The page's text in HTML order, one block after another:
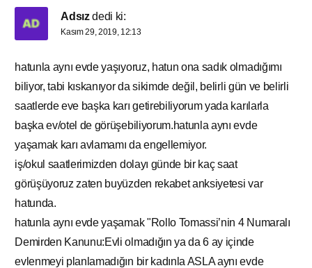
Adsız dedi ki:
Kasım 29, 2019, 12:13
hatunla aynı evde yaşıyoruz, hatun ona sadık olmadığımı
biliyor, tabi kıskanıyor da sikimde değil, belirli gün ve belirli
saatlerde eve başka karı getirebiliyorum yada karılarla
başka ev/otel de görüşebiliyorum.hatunla aynı evde
yaşamak karı avlamamı da engellemiyor.
iş/okul saatlerimizden dolayı günde bir kaç saat
görüşüyoruz zaten buyüzden rekabet anksiyetesi var
hatunda.
hatunla aynı evde yaşamak "Rollo Tomassi’nin 4 Numaralı
Demirden Kanunu:Evli olmadığın ya da 6 ay içinde
evlenmeyi planlamadığın bir kadınla ASLA aynı evde